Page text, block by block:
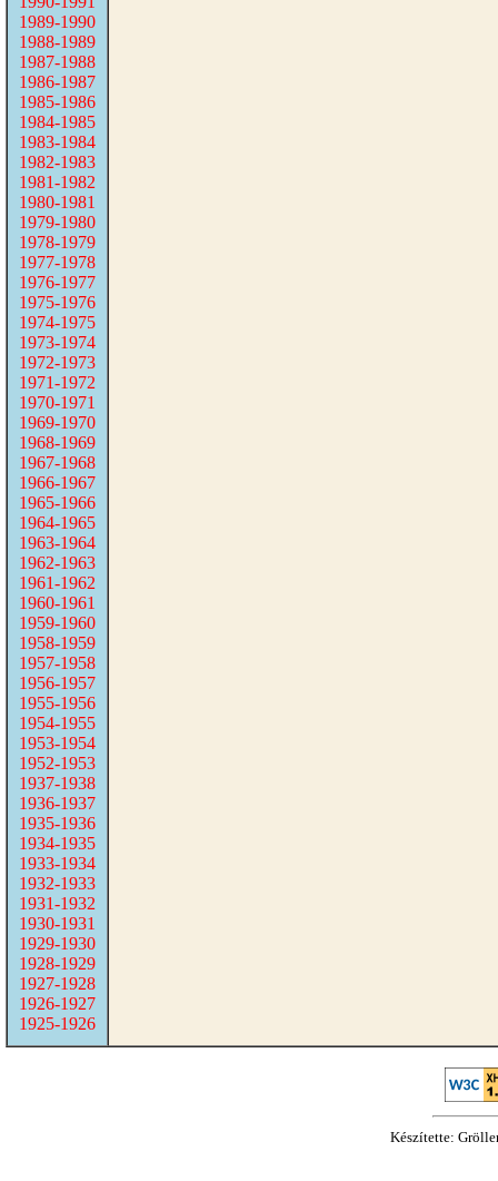
1989-1990
1988-1989
1987-1988
1986-1987
1985-1986
1984-1985
1983-1984
1982-1983
1981-1982
1980-1981
1979-1980
1978-1979
1977-1978
1976-1977
1975-1976
1974-1975
1973-1974
1972-1973
1971-1972
1970-1971
1969-1970
1968-1969
1967-1968
1966-1967
1965-1966
1964-1965
1963-1964
1962-1963
1961-1962
1960-1961
1959-1960
1958-1959
1957-1958
1956-1957
1955-1956
1954-1955
1953-1954
1952-1953
1937-1938
1936-1937
1935-1936
1934-1935
1933-1934
1932-1933
1931-1932
1930-1931
1929-1930
1928-1929
1927-1928
1926-1927
1925-1926
Készítette: